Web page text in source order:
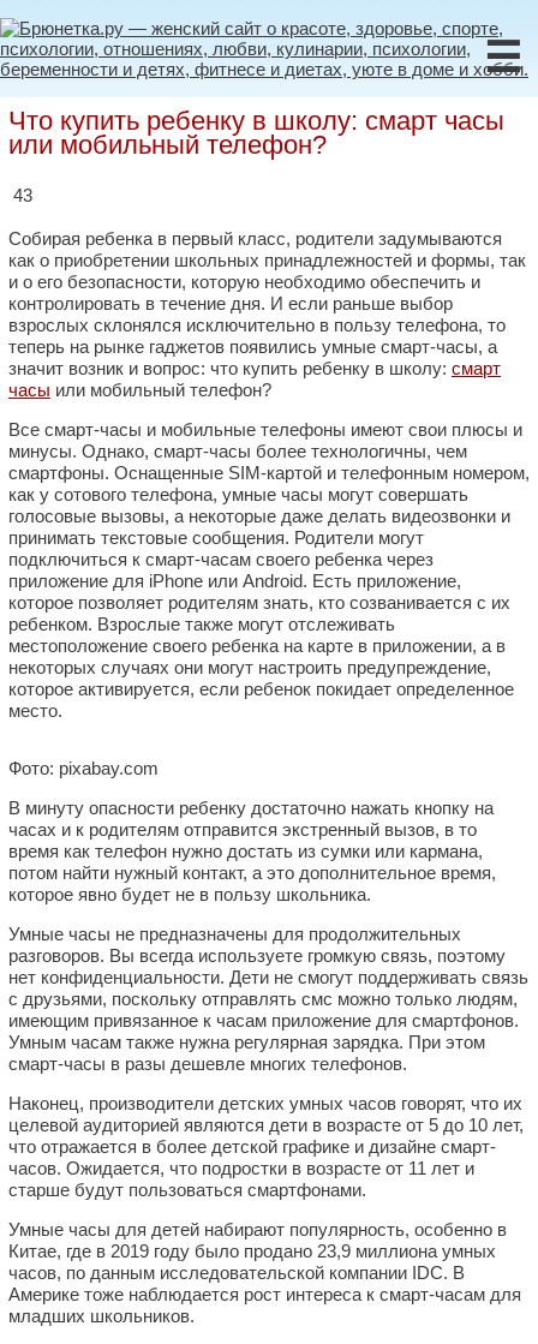
☰
Что купить ребенку в школу: смарт часы
или мобильный телефон?
43
Собирая ребенка в первый класс, родители задумываются
как о приобретении школьных принадлежностей и формы, так
и о его безопасности, которую необходимо обеспечить и
контролировать в течение дня. И если раньше выбор
взрослых склонялся исключительно в пользу телефона, то
теперь на рынке гаджетов появились умные смарт-часы, а
значит возник и вопрос: что купить ребенку в школу: смарт
часы или мобильный телефон?
Все смарт-часы и мобильные телефоны имеют свои плюсы и
минусы. Однако, смарт-часы более технологичны, чем
смартфоны. Оснащенные SIM-картой и телефонным номером,
как у сотового телефона, умные часы могут совершать
голосовые вызовы, а некоторые даже делать видеозвонки и
принимать текстовые сообщения. Родители могут
подключиться к смарт-часам своего ребенка через
приложение для iPhone или Android. Есть приложение,
которое позволяет родителям знать, кто созванивается с их
ребенком. Взрослые также могут отслеживать
местоположение своего ребенка на карте в приложении, а в
некоторых случаях они могут настроить предупреждение,
которое активируется, если ребенок покидает определенное
место.
Фото: pixabay.com
В минуту опасности ребенку достаточно нажать кнопку на
часах и к родителям отправится экстренный вызов, в то
время как телефон нужно достать из сумки или кармана,
потом найти нужный контакт, а это дополнительное время,
которое явно будет не в пользу школьника.
Умные часы не предназначены для продолжительных
разговоров. Вы всегда используете громкую связь, поэтому
нет конфиденциальности. Дети не смогут поддерживать связь
с друзьями, поскольку отправлять смс можно только людям,
имеющим привязанное к часам приложение для смартфонов.
Умным часам также нужна регулярная зарядка. При этом
смарт-часы в разы дешевле многих телефонов.
Наконец, производители детских умных часов говорят, что их
целевой аудиторией являются дети в возрасте от 5 до 10 лет,
что отражается в более детской графике и дизайне смарт-
часов. Ожидается, что подростки в возрасте от 11 лет и
старше будут пользоваться смартфонами.
Умные часы для детей набирают популярность, особенно в
Китае, где в 2019 году было продано 23,9 миллиона умных
часов, по данным исследовательской компании IDC. В
Америке тоже наблюдается рост интереса к смарт-часам для
младших школьников.